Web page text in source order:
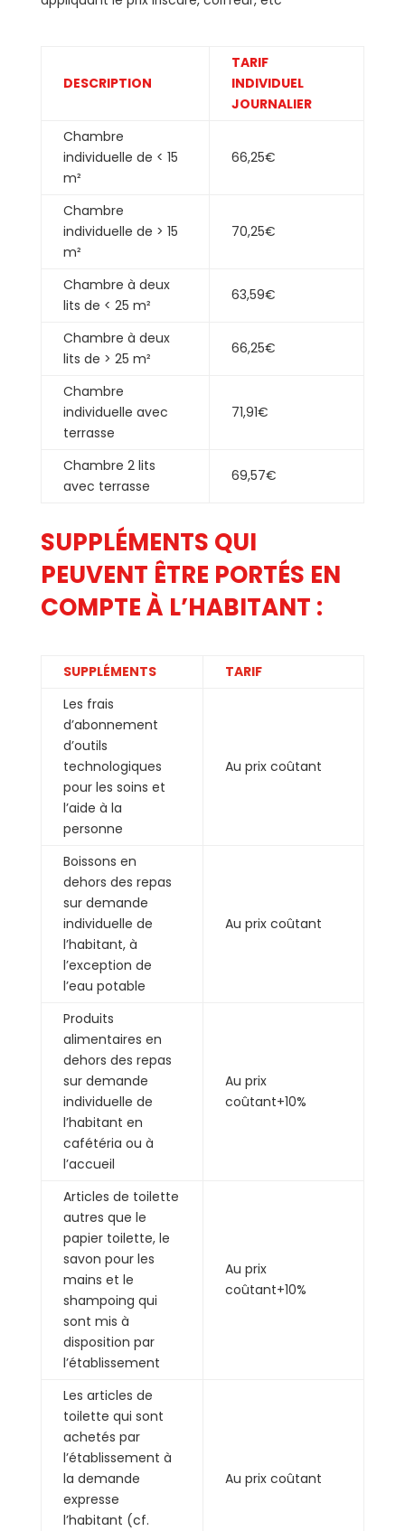
DESCRIPTION
TARIF
INDIVIDUEL
JOURNALIER
Chambre
individuelle de < 15
m²
66,25€
Chambre
individuelle de > 15
m²
70,25€
Chambre à deux
lits de < 25 m²
63,59€
Chambre à deux
lits de > 25 m²
66,25€
Chambre
individuelle avec
terrasse
71,91€
Chambre 2 lits
avec terrasse
69,57€
SUPPLÉMENTS QUI
PEUVENT ÊTRE PORTÉS EN
COMPTE À L’HABITANT :
SUPPLÉMENTS
TARIF
Les frais
d’abonnement
d’outils
technologiques
pour les soins et
l’aide à la
personne
Au prix coûtant
Boissons en
dehors des repas
sur demande
individuelle de
l’habitant, à
l’exception de
l’eau potable
Au prix coûtant
Produits
alimentaires en
dehors des repas
sur demande
individuelle de
l’habitant en
cafétéria ou à
l’accueil
Au prix
coûtant+10%
Articles de toilette
autres que le
papier toilette, le
savon pour les
mains et le
shampoing qui
sont mis à
disposition par
l’établissement
Au prix
coûtant+10%
Les articles de
toilette qui sont
achetés par
l’établissement à
la demande
expresse
l’habitant (cf.
Au prix coûtant